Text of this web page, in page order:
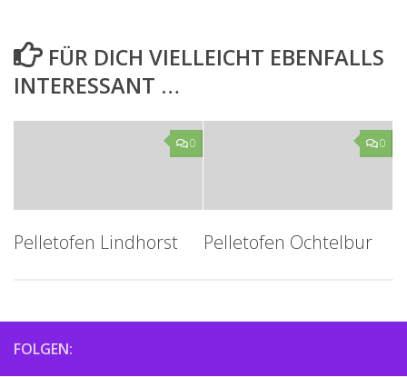
FÜR DICH VIELLEICHT EBENFALLS
INTERESSANT …
0
Pelletofen Lindhorst
0
Pelletofen Ochtelbur
FOLGEN: